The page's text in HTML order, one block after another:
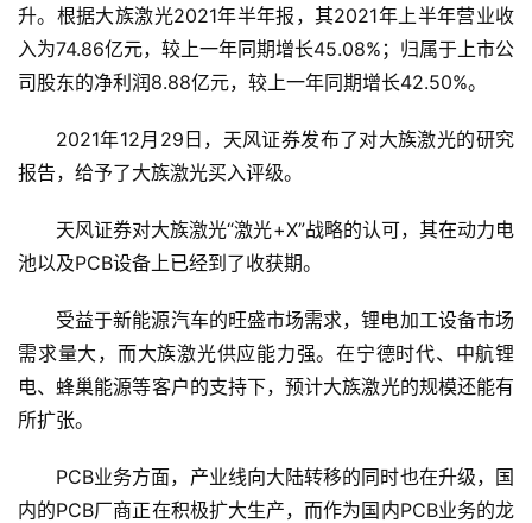
新
商
专
升。根据大族激光2021年半年报，其2021年上半年营业收
入为74.86亿元，较上一年同期增长45.08%；归属于上市公
司股东的净利润8.88亿元，较上一年同期增长42.50%。
2021年12月29日，天风证券发布了对大族激光的研究
报告，给予了大族激光买入评级。
天风证券对大族激光“激光+X”战略的认可，其在动力电
池以及PCB设备上已经到了收获期。
受益于新能源汽车的旺盛市场需求，锂电加工设备市场
需求量大，而大族激光供应能力强。在宁德时代、中航锂
电、蜂巢能源等客户的支持下，预计大族激光的规模还能有
所扩张。
PCB业务方面，产业线向大陆转移的同时也在升级，国
内的PCB厂商正在积极扩大生产，而作为国内PCB业务的龙